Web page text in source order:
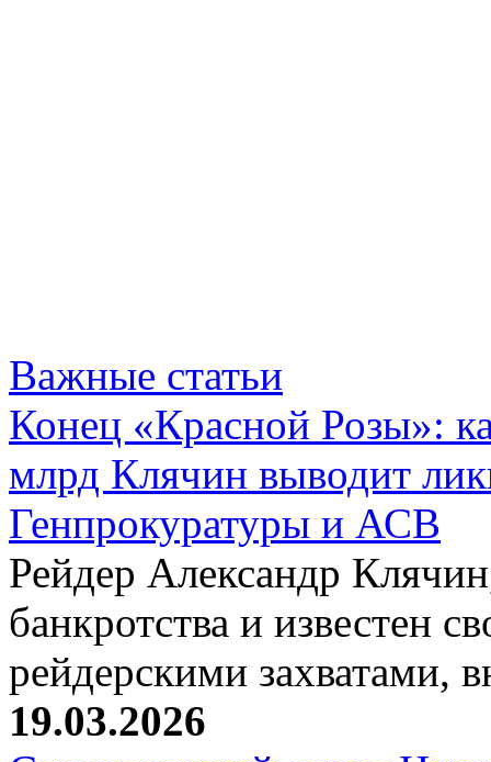
Важные статьи
Конец «Красной Розы»:
млрд Клячин выводит
Генпрокуратуры и АСВ
Рейдер Александр
банкротства и известен
рейдерскими захватами,
19.03.2026